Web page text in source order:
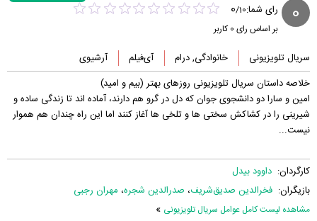
0 رای شما: 0/10
بر اساس رای 0کاربر
سریال تلویزیونی خانوادگی, درام آی‌فیلم
آرشیوی
خلاصه داستان سریال تلویزیونی روزهای بهتر (بیم و امید)
امین و سارا دو دانشجوی جوان که دل در گرو هم دارند، آماده اند تا زندگی ساده و
شیرینی را در کشاکش سختی ها و تلخی ها آغاز کنند اما این راه چندان هم هموار
نیست...
کارگردان: داوود بیدل
بازیگران: فخرالدین صدیق‌شریف، صدرالدین شجره، مهران رجبی
مشاهده لیست کامل عوامل سریال تلویزیونی »